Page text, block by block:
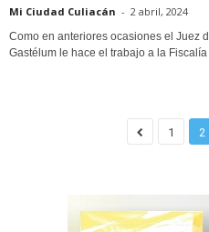
Mi Ciudad Culiacán - 2 abril, 2024
Como en anteriores ocasiones el Juez
Gastélum le hace el trabajo a la Fiscalía
1 2